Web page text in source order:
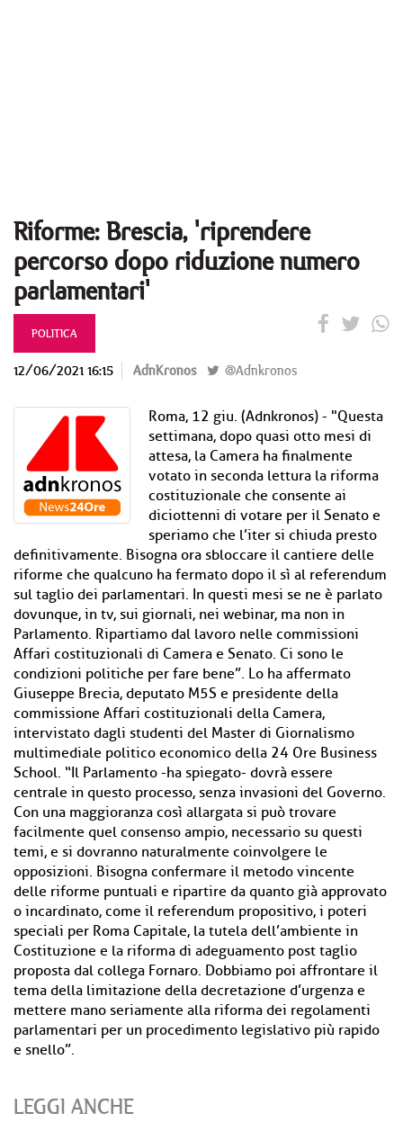
Riforme: Brescia, 'riprendere
percorso dopo riduzione numero
parlamentari'
POLITICA
12/06/2021 16:15 AdnKronos @Adnkronos
Roma, 12 giu. (Adnkronos) - "Questa
settimana, dopo quasi otto mesi di
attesa, la Camera ha finalmente
votato in seconda lettura la riforma
costituzionale che consente ai
diciottenni di votare per il Senato e
speriamo che l’iter si chiuda presto
definitivamente. Bisogna ora sbloccare il cantiere delle
riforme che qualcuno ha fermato dopo il sì al referendum
sul taglio dei parlamentari. In questi mesi se ne è parlato
dovunque, in tv, sui giornali, nei webinar, ma non in
Parlamento. Ripartiamo dal lavoro nelle commissioni
Affari costituzionali di Camera e Senato. Ci sono le
condizioni politiche per fare bene”. Lo ha affermato
Giuseppe Brecia, deputato M5S e presidente della
commissione Affari costituzionali della Camera,
intervistato dagli studenti del Master di Giornalismo
multimediale politico economico della 24 Ore Business
School. “Il Parlamento -ha spiegato- dovrà essere
centrale in questo processo, senza invasioni del Governo.
Con una maggioranza così allargata si può trovare
facilmente quel consenso ampio, necessario su questi
temi, e si dovranno naturalmente coinvolgere le
opposizioni. Bisogna confermare il metodo vincente
delle riforme puntuali e ripartire da quanto già approvato
o incardinato, come il referendum propositivo, i poteri
speciali per Roma Capitale, la tutela dell’ambiente in
Costituzione e la riforma di adeguamento post taglio
proposta dal collega Fornaro. Dobbiamo poi affrontare il
tema della limitazione della decretazione d’urgenza e
mettere mano seriamente alla riforma dei regolamenti
parlamentari per un procedimento legislativo più rapido
e snello”.
LEGGI ANCHE